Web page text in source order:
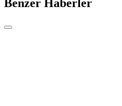
Benzer Haberler